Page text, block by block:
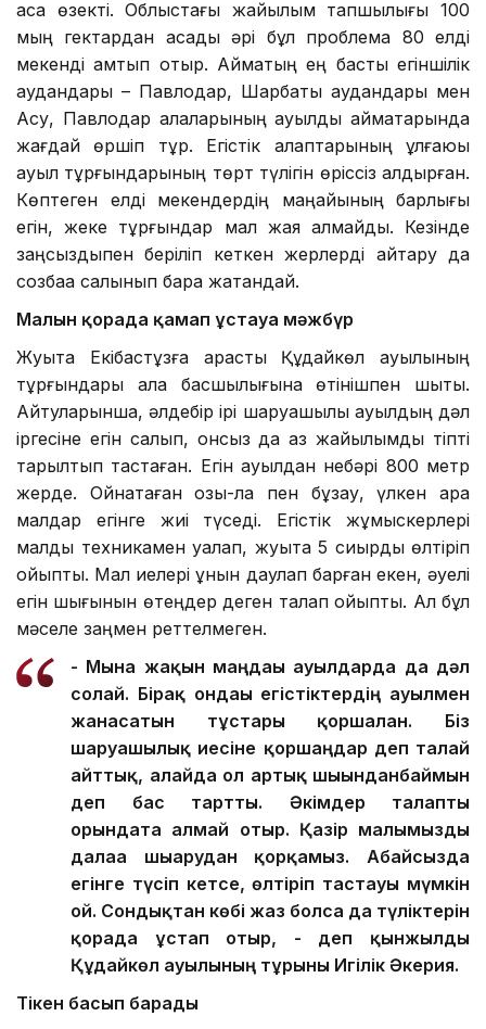
аса өзекті. Облыстағы жайылым тапшылығы 100
мың гектардан асады әрі бұл проблема 80 елді
мекенді қамтып отыр. Аймақтың ең басты егіншілік
аудандары – Павлодар, Шарбақты аудандары мен
Ақсу, Павлодар қалаларының ауылдық аймақтарында
жағдай өршіп тұр. Егістік алқаптарының ұлғаюы
ауыл тұрғындарының төрт түлігін өріссіз қалдырған.
Көптеген елді мекендердің маңайының барлығы
егін, жеке тұрғындар мал жая алмайды. Кезінде
заңсыздықпен беріліп кеткен жерлерді қайтару да
созбаққа салынып бара жатқандай.
Малын қорада қамап ұстауға мәжбүр
Жуықта Екібастұзға қарасты Құдайкөл ауылының
тұрғындары қала басшылығына өтінішпен шықты.
Айтуларынша, әлдебір ірі шаруашылық ауылдың дәл
іргесіне егін салып, онсыз да аз жайылымды тіпті
тарылтып тастаған. Егін ауылдан небәрі 800 метр
жерде. Ойнақтаған қозы-лақ пен бұзау, үлкен қара
малдар егінге жиі түседі. Егістік жұмыскерлері
малды техникамен қуалап, жуықта 5 сиырды өлтіріп
қойыпты. Мал иелері құнын даулап барған екен, әуелі
егін шығынын өтеңдер деген талап қойыпты. Ал бұл
мәселе заңмен реттелмеген.
- Мына жақын маңдағы ауылдарда да дәл
солай. Бірақ ондағы егістіктердің ауылмен
жанасатын тұстары қоршалған. Біз
шаруашылық иесіне қоршаңдар деп талай
айттық, алайда ол артық шығынданбаймын
деп бас тартты. Әкімдер талапты
орындата алмай отыр. Қазір малымызды
далаға шығарудан қорқамыз. Абайсызда
егінге түсіп кетсе, өлтіріп тастауы мүмкін
ғой. Сондықтан көбі жаз болса да түліктерін
қорада ұстап отыр, - деп қынжылды
Құдайкөл ауылының тұрғыны Игілік Әкерия.
Тікен басып барады